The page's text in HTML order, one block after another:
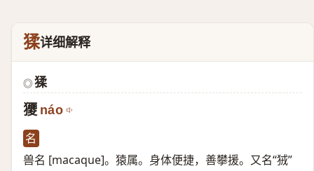
猱详细解释
◎ 猱
獿 náo
名
兽名 [macaque]。猿属。身体便捷，善攀援。又名“狨”